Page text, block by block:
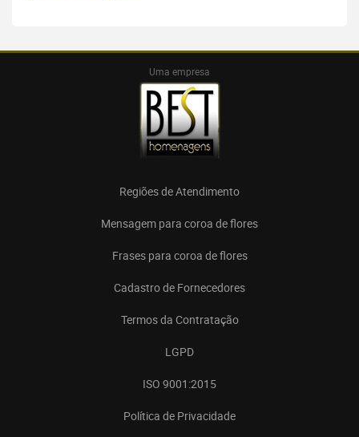
Uma empresa
Regiões de Atendimento
Mensagem para coroa de flores
Frases para coroa de flores
Cadastro de Fornecedores
Termos da Contratação
LGPD
ISO 9001:2015
Política de Privacidade